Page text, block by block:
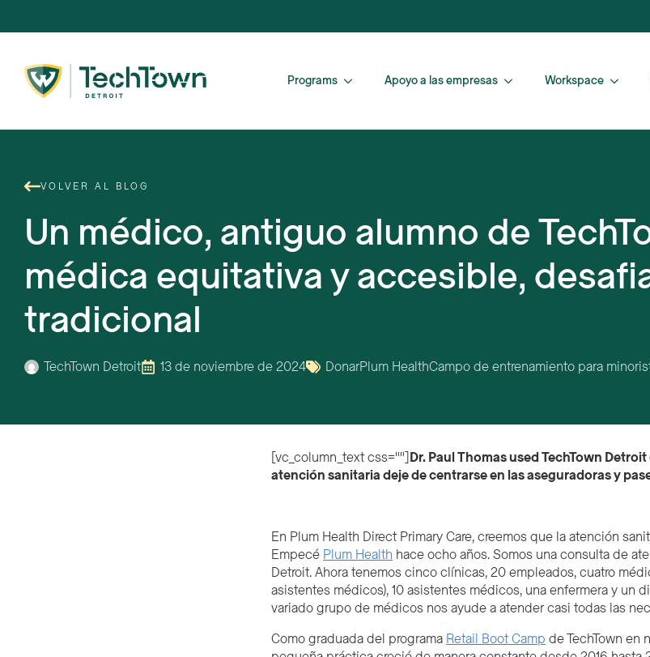
Programs Apoyo a las empresas Workspace
VOLVER AL BLOG
Un médico, antiguo alumno de
médica equitativa y accesible,
tradicional
TechTown Detroit 13 de noviembre de 2024 DonarPlum HealthCampo de entrenamiento para
[vc_column_text css=""]Dr. Paul Thomas usedTechTown Detroit
atención sanitaria deje de centrarse en las aseguradoras y
En Plum Health Direct Primary Care, creemos que la atención
Empecé Plum Health hace ocho años. Somos una consulta de
Detroit. Ahora tenemos cinco clínicas, 20 empleados, cuatro
asistentes médicos), 10 asistentes médicos, una enfermera y un
variado grupo de médicos nos ayude a atender casi todas las
Como graduada del programa Retail Boot Camp de TechTown en